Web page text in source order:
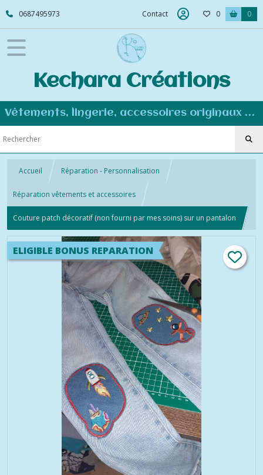
0687495973 Contact 0 0
Kechara Créations
Vêtements, lingerie, accessoires originaux et personnalisés - Couture éco-responsable
Accueil Réparation - Personnalisation
Réparation vêtements et accessoires
Couture patch décoratif (non fourni par mes soins) sur un pantalon
ELIGIBLE BONUS REPARATION